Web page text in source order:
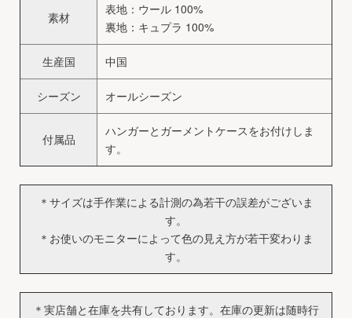
素材
表地：ウール 100%
裏地：キュプラ 100%
生産国 中国
シーズン オールシーズン
付属品
ハンガーとガーメントケースをお付けしま
す。
＊サイズは手作業による計測の為若干の誤差がございま
す。
＊お使いのモニターによって色の見え方が若干変わりま
す。
＊実店舗と在庫を共有しております。在庫の更新は随時行